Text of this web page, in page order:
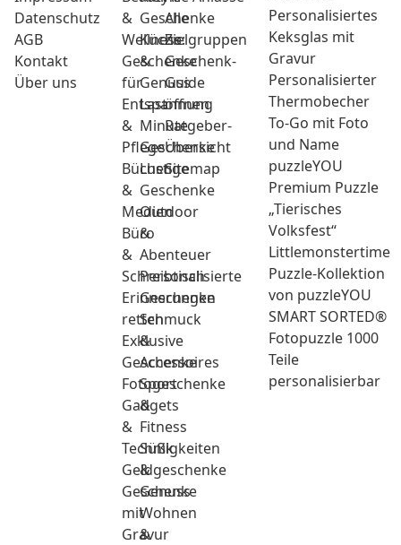
Datenschutz
AGB
Kontakt
Über uns
&
Wellness:
Geschenke
für
Entspannung
&
Pflege
Bücher
&
Medien
Büro
&
Schreibtisch
Erinnerungen
retten
Exklusive
Geschenke
Fotogeschenke
Gadgets
&
Technik
Geldgeschenke
Geschenke
mit
Gravur
Geschenke
Küche
&
Genuss
Last
Minute
Geschenke
Lustige
Geschenke
Outdoor
&
Abenteuer
Personalisierte
Geschenke
Schmuck
&
Accessoires
Sport
&
Fitness
Süßigkeiten
&
Genuss
Wohnen
&
Alle
Zielgruppen
Geschenk-
Guide
öffnen
Ratgeber-
Übersicht
Sitemap
Personalisiertes
Keksglas mit
Gravur
Personalisierter
Thermobecher
To-Go mit Foto
und Name
puzzleYOU
Premium Puzzle
„Tierisches
Volksfest“
Littlemonstertime
Puzzle-Kollektion
von puzzleYOU
SMART SORTED®
Fotopuzzle 1000
Teile
personalisierbar